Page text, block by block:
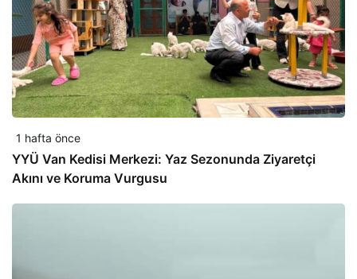
1 hafta önce
YYÜ Van Kedisi Merkezi: Yaz Sezonunda Ziyaretçi
Akını ve Koruma Vurgusu